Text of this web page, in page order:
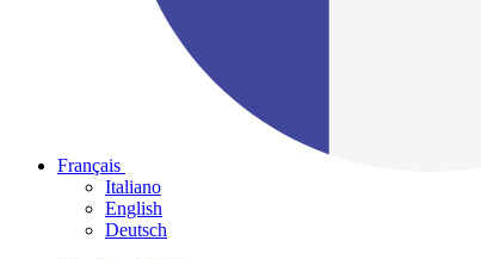
Français
Italiano
English
Deutsch